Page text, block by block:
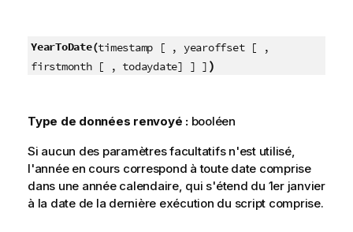
YearToDate(timestamp [ , yearoffset [ ,
firstmonth [ , todaydate] ] ] )
Type de données renvoyé :booléen
Si aucun des paramètres facultatifs n'est utilisé,
l'année en cours correspond à toute date comprise
dans une année calendaire, qui s'étend du 1er janvier
à la date de la dernière exécution du script comprise.